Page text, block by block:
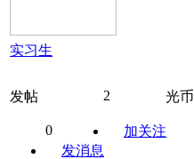
实习生
发帖 2 光币
0
加关注
发消息